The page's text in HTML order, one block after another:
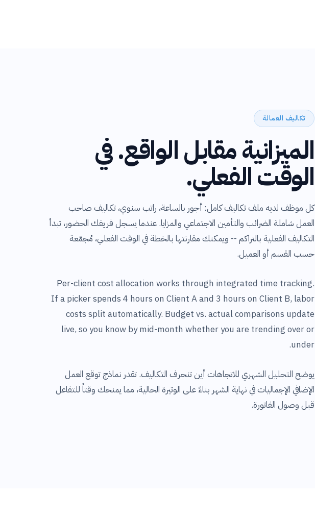
تكاليف العمالة
الميزانية مقابل الواقع. في
الوقت الفعلي.
كل موظف لديه ملف تكاليف كامل: أجور بالساعة، راتب سنوي، تكاليف صاحب
العمل شاملة الضرائب والتأمين الاجتماعي والمزايا. عندما يسجل فريقك الحضور، تبدأ
التكاليف الفعلية بالتراكم -- ويمكنك مقارنتها بالخطة في الوقت الفعلي، مُجمّعة
حسب القسم أو العميل.
Per-client cost allocation works through integrated time tracking.
If a picker spends 4 hours on Client A and 3 hours on Client B, labor
costs split automatically. Budget vs. actual comparisons update
live, so you know by mid-month whether you are trending over or
under.
يوضح التحليل الشهري للاتجاهات أين تنحرف التكاليف. تقدر نماذج توقع العمل
الإضافي الإجماليات في نهاية الشهر بناءً على الوتيرة الحالية، مما يمنحك وقتاً للتفاعل
قبل وصول الفاتورة.